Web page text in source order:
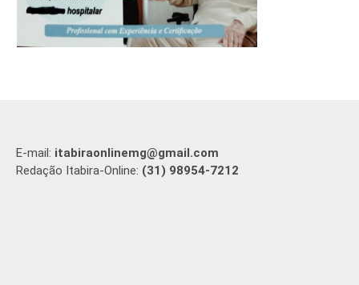
E-mail: itabiraonlinemg@gmail.com
Redação Itabira-Online: (31) 98954-7212